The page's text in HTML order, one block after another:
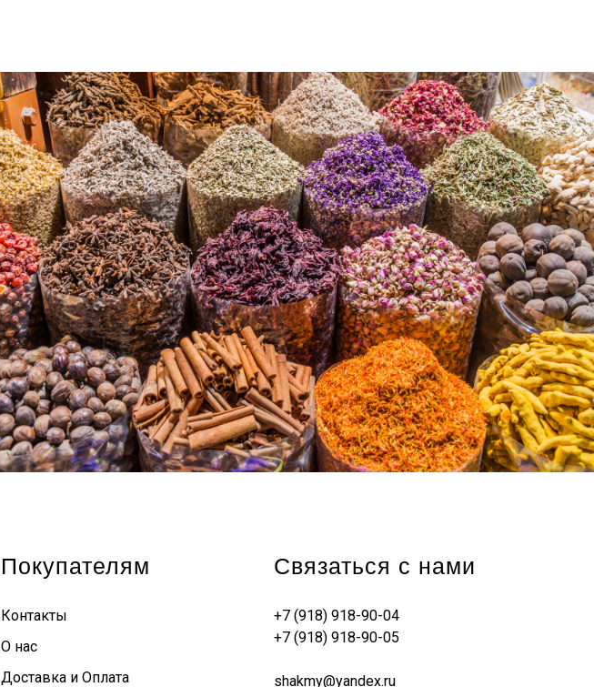
Покупателям
Контакты
О нас
Доставка и Оплата
Связаться с нами
+7 (918) 918-90-04
+7 (918) 918-90-05
shakmy@yandex.ru